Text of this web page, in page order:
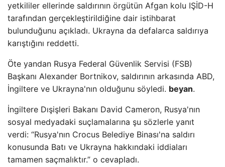
yetkililer ellerinde saldırının örgütün Afgan kolu IŞİD-H
tarafından gerçekleştirildiğine dair istihbarat
bulunduğunu açıkladı. Ukrayna da defalarca saldırıya
karıştığını reddetti.
Öte yandan Rusya Federal Güvenlik Servisi (FSB)
Başkanı Alexander Bortnikov, saldırının arkasında ABD,
İngiltere ve Ukrayna'nın olduğunu söyledi. beyan.
İngiltere Dışişleri Bakanı David Cameron, Rusya'nın
sosyal medyadaki suçlamalarına şu sözlerle yanıt
verdi: “Rusya'nın Crocus Belediye Binası'na saldırı
konusunda Batı ve Ukrayna hakkındaki iddiaları
tamamen saçmalıktır.” o cevapladı.